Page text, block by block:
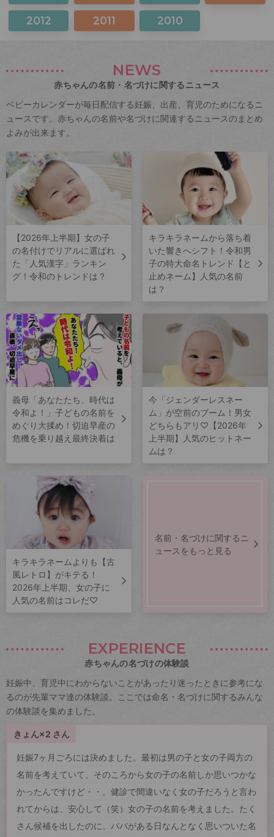
2012 2011 2010
NEWS
赤ちゃんの名前・名づけに関するニュース
ベビーカレンダーが毎日配信する妊娠、出産、育児のためになるニ
ュースです。赤ちゃんの名前や名づけに関連するニュースのまとめ
よみが出来ます。
【2026年上半期】女の子
の名付けでリアルに選ばれ
た「人気漢字」ランキン
グ！令和のトレンドは？
キラキラネームから落ち着
いた響きへシフト！令和男
子の特大命名トレンド【と
止めネーム】人気の名前
は？
義母「あなたたち、時代は
令和よ！」子どもの名前を
めぐり大揉め！切迫早産の
危機を乗り越え最終決着は
今「ジェンダーレスネー
ム」が空前のブーム！男女
どちらもアリ♡【2026年
上半期】人気のヒットネー
ムは？
キラキラネームよりも【古
風レトロ】がキテる！
2026年上半期、女の子に
人気の名前はコレだ♡
名前・名づけに関するニ
ュースをもっと見る
EXPERIENCE
赤ちゃんの名づけの体験談
妊娠中、育児中にわからないことがあったり迷ったときに参考にな
るのが先輩ママ達の体験談。ここでは命名・名づけに関するみんな
の体験談を集めました。
きょん×2 さん
妊娠7ヶ月ごろには決めました。最初は男の子と女の子両方の
名前を考えていて、そのころから女の子の名前しか思いつかな
かったんですけど・・。健診で間違いなく女の子だろうと言わ
れてからは、安心して（笑）女の子の名前を考えました。たく
さん候補を出したのに、パパがある日なんとなく思いついた名